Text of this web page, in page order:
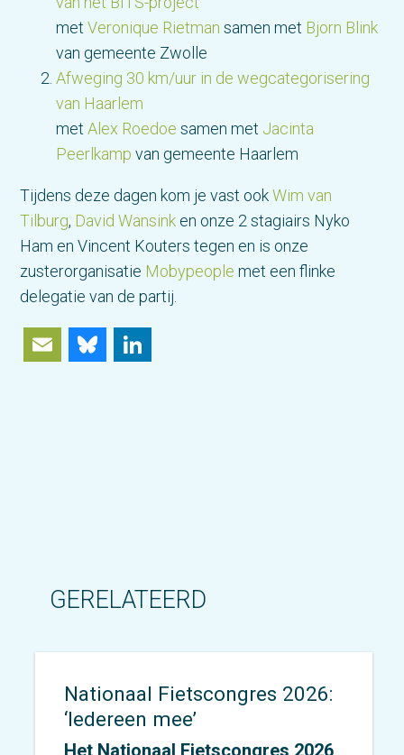
metVeronique Rietman samen met Bjorn Blink
van gemeente Zwolle
Afweging 30 km/uur in de wegcategorisering
van Haarlem
metAlex Roedoe samen met Jacinta
Peerlkamp van gemeente Haarlem
Tijdens deze dagen kom je vast ookWim van
Tilburg, David Wansink en onze 2 stagiairs Nyko
Ham en Vincent Kouters tegen en is onze
zusterorganisatie Mobypeople met een flinke
delegatie van de partij.
EmailBluesky
GERELATEERD
Nationaal Fietscongres 2026:
‘Iedereen mee’